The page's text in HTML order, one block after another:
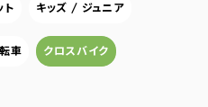
ト キッズ / ジュニア
車 クロスバイク